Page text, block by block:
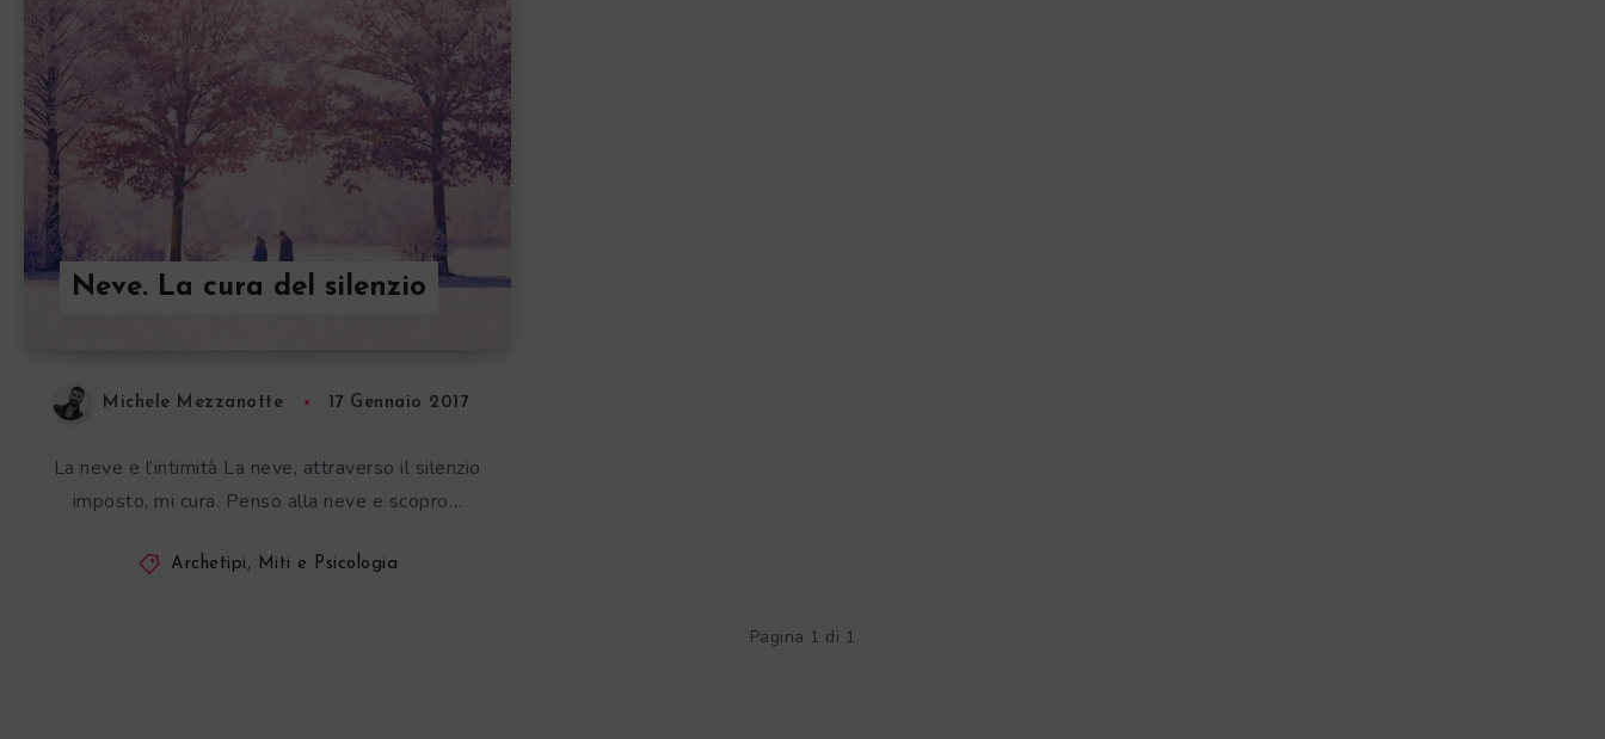
Neve. La cura del silenzio
Michele Mezzanotte 17 Gennaio 2017
La neve e l’intimità La neve, attraverso il silenzio
imposto, mi cura. Penso alla neve e scopro…
Archetipi, Miti e Psicologia
Pagina 1 di 1